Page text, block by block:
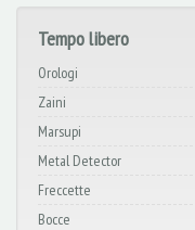
Tempo libero
Orologi
Zaini
Marsupi
Metal Detector
Freccette
Bocce